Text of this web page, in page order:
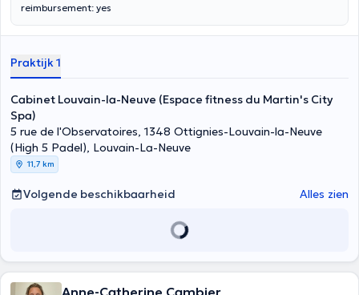
reimbursement: yes
Praktijk 1
Cabinet Louvain-la-Neuve (Espace fitness du Martin's City
Spa)
5 rue de l'Observatoires, 1348 Ottignies-Louvain-la-Neuve
(High 5 Padel), Louvain-La-Neuve
11,7 km
Volgende beschikbaarheid Alles zien
Anne-Catherine Cambier